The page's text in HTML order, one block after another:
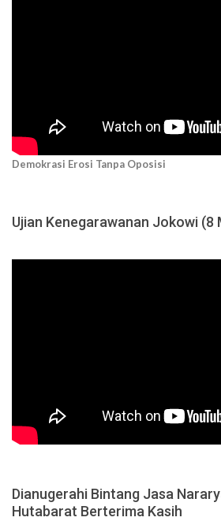
Demokrasi Erosi Tanpa Oposisi
Ujian Kenegarawanan Jokowi (8
Dianugerahi Bintang Jasa
Hutabarat Berterima Kasih